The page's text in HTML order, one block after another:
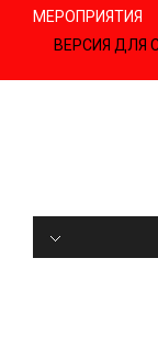
МЕРОПРИЯТИЯ
ВЕРСИЯ ДЛЯ